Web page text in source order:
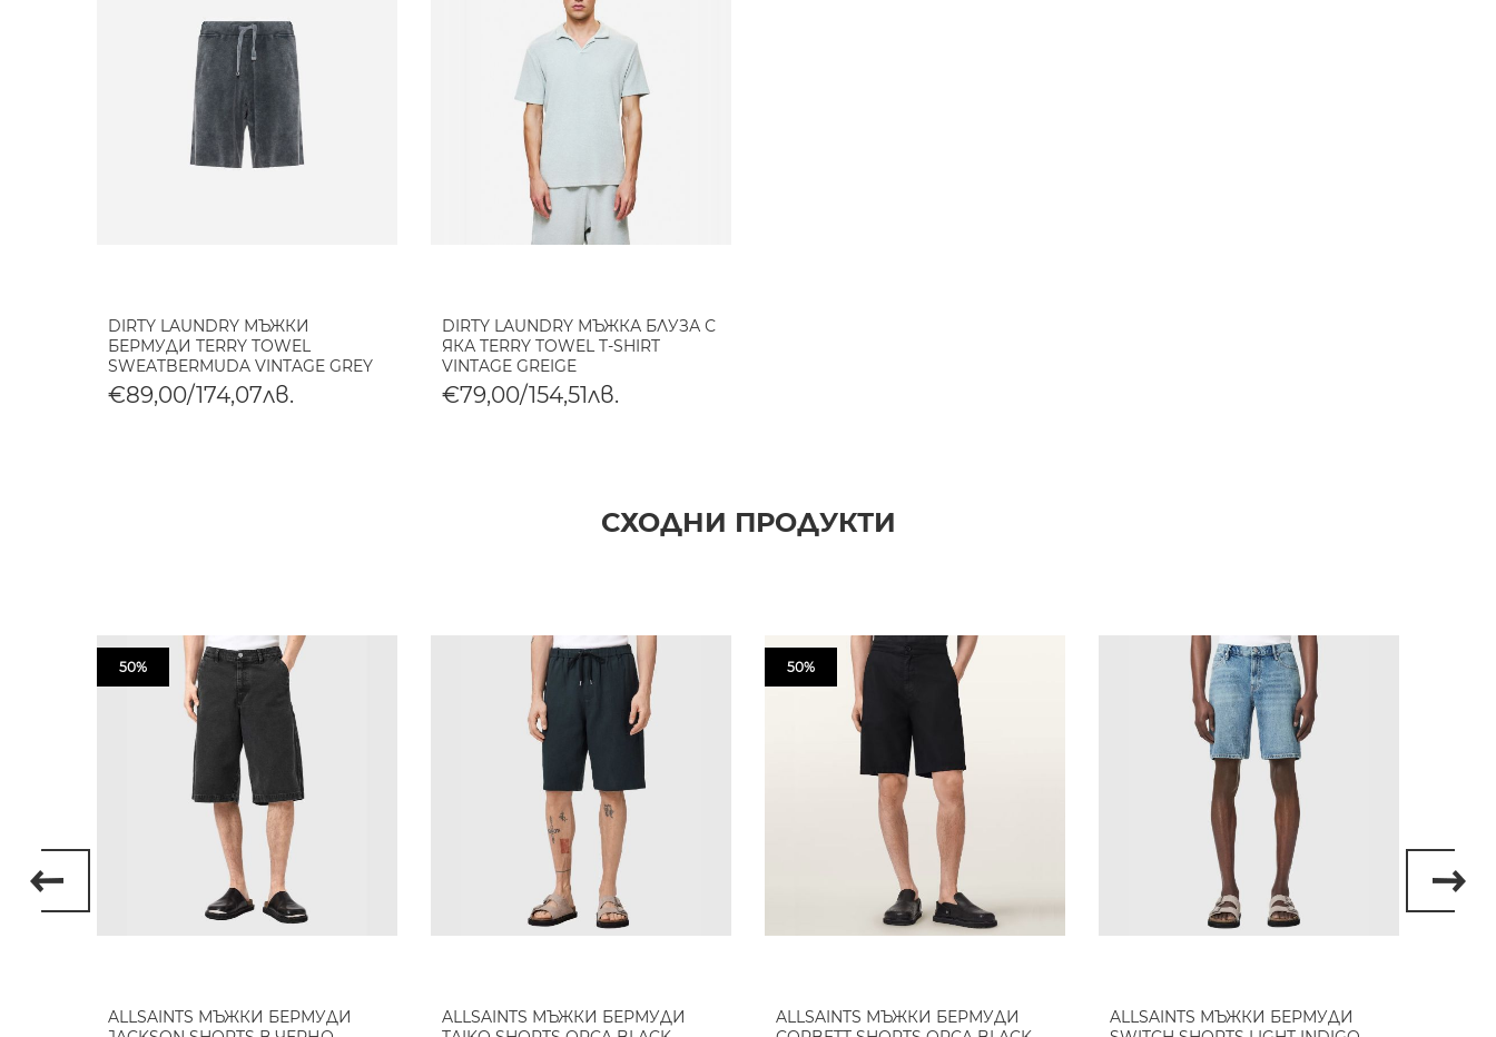
DIRTY LAUNDRY МЪЖКИ
БЕРМУДИ TERRY TOWEL
SWEATBERMUDA VINTAGE GREY
€89,00/174,07лв.
DIRTY LAUNDRY МЪЖКА БЛУЗА С
ЯКА TERRY TOWEL T-SHIRT
VINTAGE GREIGE
€79,00/154,51лв.
СХОДНИ ПРОДУКТИ
50%
ALLSAINTS МЪЖКИ БЕРМУДИ
ALLSAINTS МЪЖКИ БЕРМУДИ
50%
ALLSAINTS МЪЖКИ БЕРМУДИ
ALLSAINTS МЪЖКИ БЕРМУДИ